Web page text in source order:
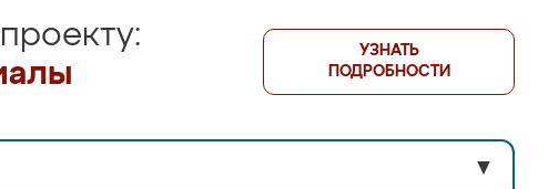
УЗНАТЬ
ПОДРОБНОСТИ
▼